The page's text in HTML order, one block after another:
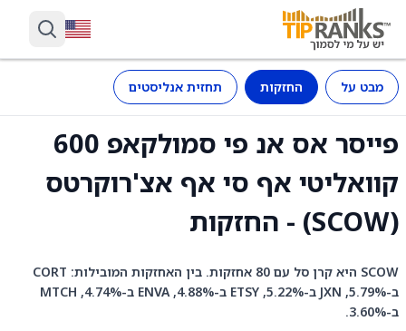
מבט על החזקות תחזית אנליסטים
פייסר אס אנ פי סמולקאפ 600
קוואליטי אף סי אף אצ'רוקרטס
(SCOW) - החזקות
SCOW היא קרן סל עם 80 אחזקות. בין האחזקות המובילות: CORT
ב-5.79%, JXN ב-5.22%, ETSY ב-4.88%, ENVA ב-4.74%, MTCH
ב-3.60%.